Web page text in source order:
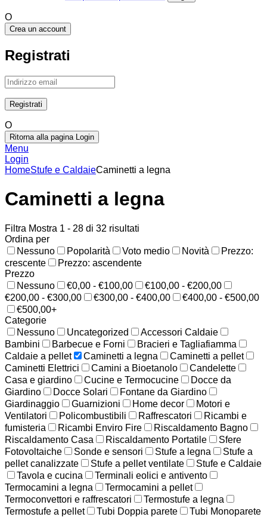
O
Crea un account
Registrati
O
Ritorna alla pagina Login
Menu
Login
HomeStufe e CaldaieCaminetti a legna
Caminetti a legna
Filtra Mostra 1 - 28 di 32 risultati
Ordina per
Nessuno
Popolarità Voto medio Novità
Prezzo:
crescente
Prezzo: ascendente
Prezzo
Nessuno
€0,00 - €100,00
€100,00 - €200,00
€200,00 - €300,00
€300,00 - €400,00
€400,00 - €500,00
€500,00+
Categorie
Nessuno
Uncategorized
Accessori Caldaie
Bambini
Barbecue e Forni
Bracieri e Tagliafiamma
Caldaie a pellet
Caminetti a legna
Caminetti a pellet
Caminetti Elettrici
Camini a Bioetanolo
Candelette
Casa e giardino
Cucine e Termocucine
Docce da
Giardino
Docce Solari
Fontane da Giardino
Giardinaggio
Guarnizioni Home decor
Motori e
Ventilatori
Policombustibili Raffrescatori
Ricambi e
fumisteria
Ricambi Enviro Fire
Riscaldamento Bagno
Riscaldamento Casa
Riscaldamento Portatile
Sfere
Fotovoltaiche
Sonde e sensori Stufe a legna
Stufe a
pellet canalizzate
Stufe a pellet ventilate
Stufe e Caldaie
Tavola e cucina
Terminali eolici e antivento
Termocamini a legna
Termocamini a pellet
Termoconvettori e raffrescatori
Termostufe a legna
Termostufe a pellet
Tubi Doppia parete
Tubi Monoparete